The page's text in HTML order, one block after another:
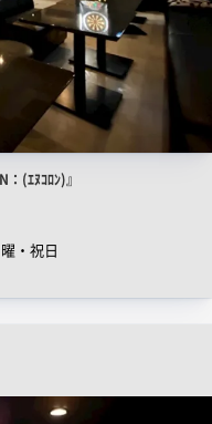
(ｴﾇｺﾛﾝ)』
・祝日